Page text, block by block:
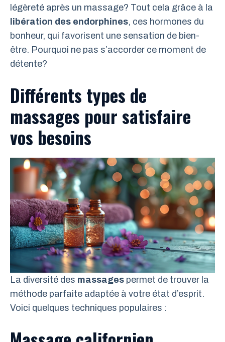
légèreté après un massage? Tout cela grâce à la
libération des endorphines, ces hormones du
bonheur, qui favorisent une sensation de bien-
être. Pourquoi ne pas s’accorder ce moment de
détente?
Différents types de
massages pour satisfaire
vos besoins
La diversité des massages permet de trouver la
méthode parfaite adaptée à votre état d’esprit.
Voici quelques techniques populaires :